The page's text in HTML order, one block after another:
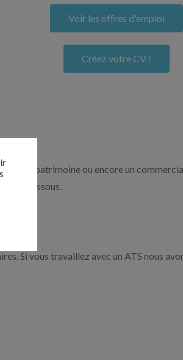
Voir les offres d'emploi
Créez votre CV !
de patrimoine ou encore un
ci-dessous.
Si vous travaillez avec un ATS nous